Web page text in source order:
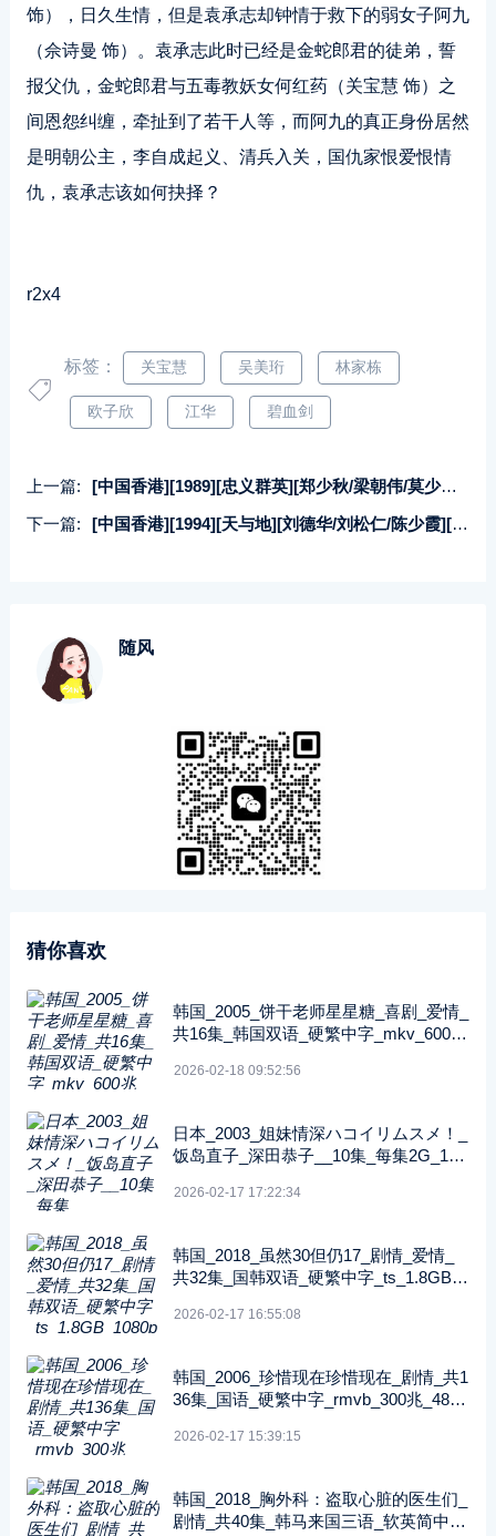
饰），日久生情，但是袁承志却钟情于救下的弱女子阿九
（佘诗曼 饰）。袁承志此时已经是金蛇郎君的徒弟，誓
报父仇，金蛇郎君与五毒教妖女何红药（关宝慧 饰）之
间恩怨纠缠，牵扯到了若干人等，而阿九的真正身份居然
是明朝公主，李自成起义、清兵入关，国仇家恨爱恨情
仇，袁承志该如何抉择？
r2x4
标签： 关宝慧 吴美珩 林家栋
欧子欣 江华 碧血剑
上一篇:
[中国香港][1989][忠义群英][郑少秋/梁朝伟/莫少聪][国粤双语中字][1080P][MKV/7.48G]
下一篇:
[中国香港][1994][天与地][刘德华/刘松仁/陈少霞][国粤双语中字][1080P][MKV/3.65G]
随风
猜你喜欢
韩国_2005_饼干老师星星糖_喜剧_爱情_
共16集_韩国双语_硬繁中字_mkv_600兆
2026-02-18 09:52:56
日本_2003_姐妹情深ハコイリムスメ！_
饭岛直子_深田恭子__10集_每集2G_108
2026-02-17 17:22:34
韩国_2018_虽然30但仍17_剧情_爱情_
共32集_国韩双语_硬繁中字_ts_1.8GB_1
2026-02-17 16:55:08
韩国_2006_珍惜现在珍惜现在_剧情_共1
36集_国语_硬繁中字_rmvb_300兆_480p
2026-02-17 15:39:15
韩国_2018_胸外科：盗取心脏的医生们_
剧情_共40集_韩马来国三语_软英简中字